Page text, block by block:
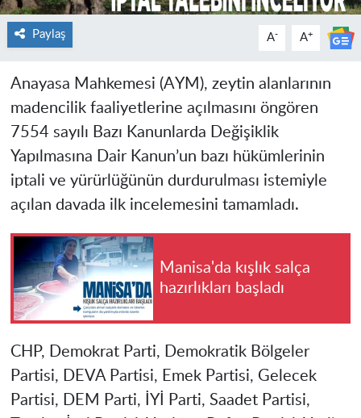
Paylaş A- A+
Anayasa Mahkemesi (AYM), zeytin alanlarının
madencilik faaliyetlerine açılmasını öngören
7554 sayılı Bazı Kanunlarda Değişiklik
Yapılmasına Dair Kanun’un bazı hükümlerinin
iptali ve yürürlüğünün durdurulması istemiyle
açılan davada ilk incelemesini tamamladı.
Manisa'da kışlık salça
hazırlıkları başladı
CHP, Demokrat Parti, Demokratik Bölgeler
Partisi, DEVA Partisi, Emek Partisi, Gelecek
Partisi, DEM Parti, İYİ Parti, Saadet Partisi,